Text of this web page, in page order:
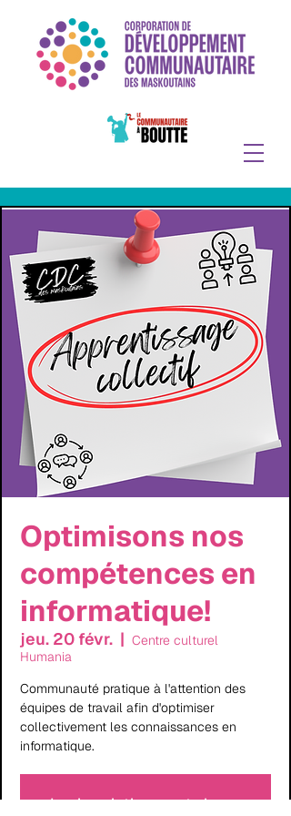
Optimisons nos
compétences en
informatique!
jeu. 20 févr.
  |
Centre culturel
Humania
Communauté pratique à l'attention des
équipes de travail afin d'optimiser
collectivement les connaissances en
informatique.
Les inscriptions sont closes